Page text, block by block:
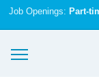
Job Openings: Part-